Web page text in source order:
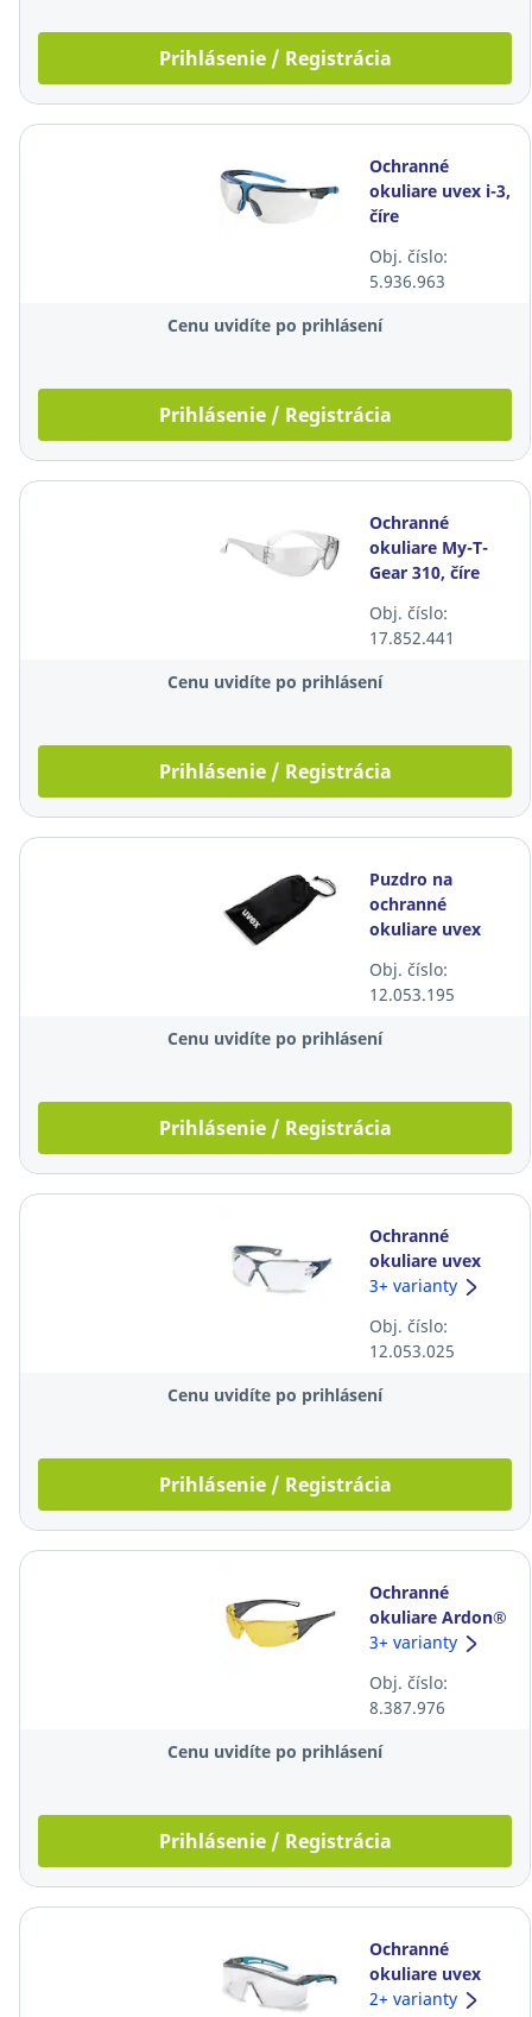
Prihlásenie / Registrácia
Ochranné
okuliare uvex i-3,
číre
Obj. číslo:
5.936.963
Cenu uvidíte po prihlásení
Prihlásenie / Registrácia
Ochranné
okuliare My-T-
Gear 310, číre
Obj. číslo:
17.852.441
Cenu uvidíte po prihlásení
Prihlásenie / Registrácia
Puzdro na
ochranné
okuliare uvex
Obj. číslo:
12.053.195
Cenu uvidíte po prihlásení
Prihlásenie / Registrácia
Ochranné
okuliare uvex
pheos cx2, číre
3+ varianty
Obj. číslo:
12.053.025
Cenu uvidíte po prihlásení
Prihlásenie / Registrácia
Ochranné
okuliare Ardon®
M5200, žlté
3+ varianty
Obj. číslo:
8.387.976
Cenu uvidíte po prihlásení
Prihlásenie / Registrácia
Ochranné
okuliare uvex
astrospec 2.0,
2+ varianty